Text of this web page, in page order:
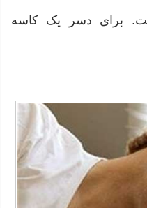
برای دسر یک کاسه